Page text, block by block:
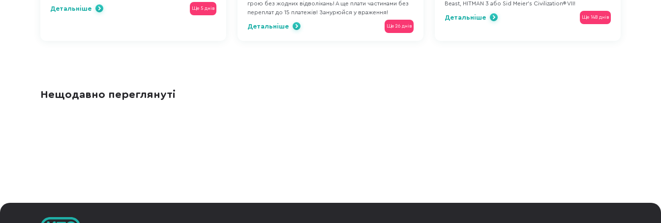
Ще 5 днів
Детальніше
грою без жодних відволікань! А ще плати частинами без
переплат до 15 платежів! Занурюйся у враження!
Ще 26 днів
Детальніше
Beast, HITMAN 3 або Sid Meier's Civilization® VII!
Ще 148 днів
Детальніше
Нещодавно переглянуті